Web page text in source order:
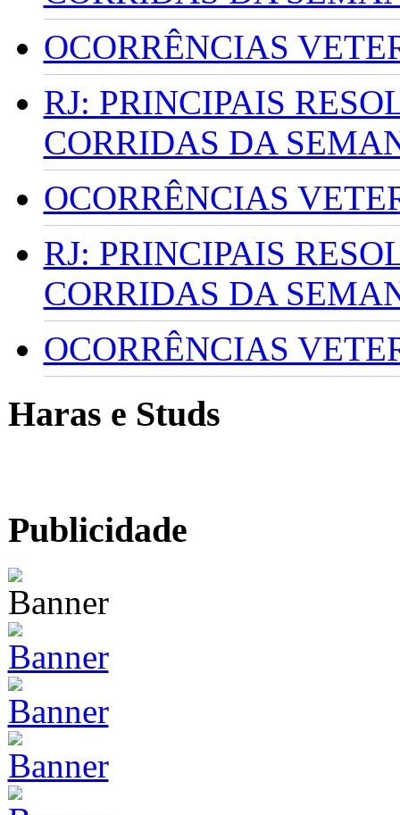
OCORRÊNCIAS
RJ: PRINCIPAIS
CORRIDAS DA
OCORRÊNCIAS
RJ: PRINCIPAIS
CORRIDAS DA
OCORRÊNCIAS
Haras e Studs
Publicidade